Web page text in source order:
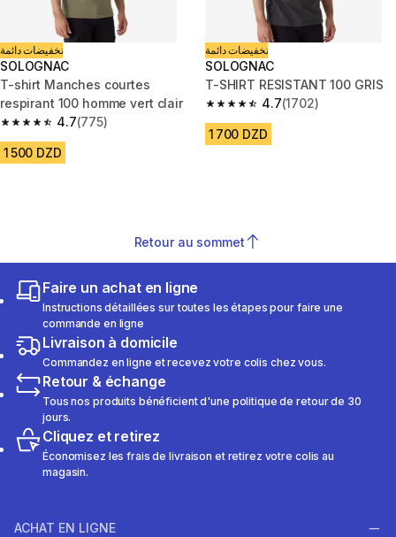
تخفيضات دائمة
SOLOGNAC
T-shirt Manches courtes
respirant 100 homme vert clair
4.7
4.7 out of 5 stars from 775 reviews
(775)
1 500 DZD
تخفيضات دائمة
SOLOGNAC
T-SHIRT RESISTANT 100 GRIS
4.7
4.7 out of 5 stars from 1702
(1702)
1 700 DZD
Retour au sommet
Faire un achat en ligne
Instructions détaillées sur toutes les étapes pour faire une
commande en ligne
Livraison à domicile
Commandez en ligne et recevez votre colis chez vous.
Retour & échange
Tous nos produits bénéficient d'une politique de retour de 30
jours.
Cliquez et retirez
Économisez les frais de livraison et retirez votre colis au
magasin.
ACHAT EN LIGNE